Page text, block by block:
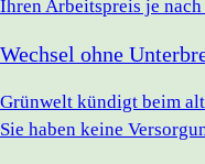
Ihren Arbeitspreis je
Wechsel ohne
Grünwelt kündigt beim
Sie haben keine